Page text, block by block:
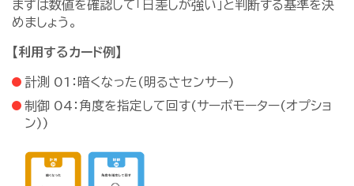
まずは数値を確認して「日差しが強い」と判断する基準を決
めましょう。
【利用するカード例】
計測 01：暗くなった(明るさセンサー)
制御 04：角度を指定して回す(サーボモーター(オプショ
ン))